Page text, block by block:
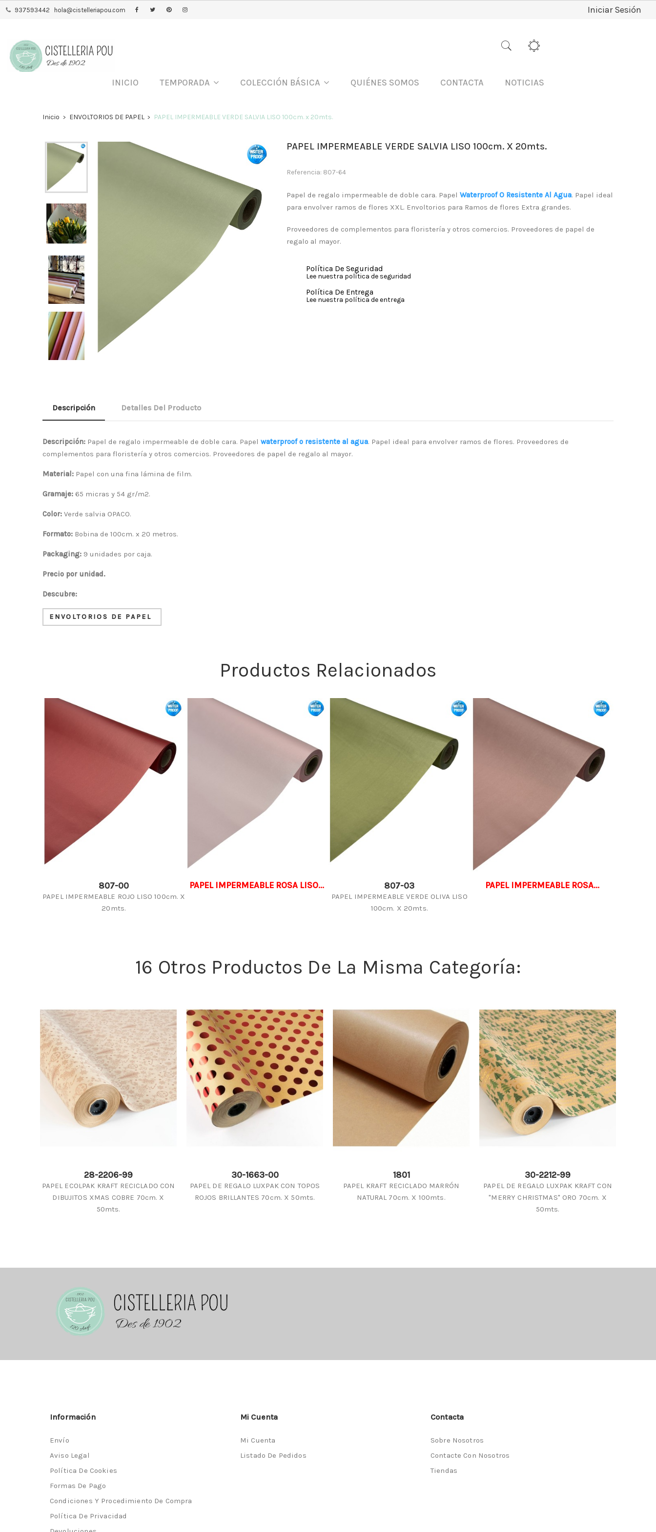
937593442 hola@cistelleriapou.com Iniciar Sesión
INICIO TEMPORADA COLECCIÓN BÁSICA QUIÉNES SOMOS CONTACTA NOTICIAS
Inicio ENVOLTORIOS DE PAPEL PAPEL IMPERMEABLE VERDE SALVIA LISO 100cm. x 20mts.
PAPEL IMPERMEABLE VERDE SALVIA LISO 100cm. X 20mts.
Referencia: 807-64
Papel de regalo impermeable de doble cara. Papel Waterproof O Resistente Al Agua. Papel ideal
para envolver ramos de flores XXL. Envoltorios para Ramos de flores Extra grandes.
Proveedores de complementos para floristería y otros comercios. Proveedores de papel de
regalo al mayor.
Política De Seguridad
Lee nuestra política de seguridad
Política De Entrega
Lee nuestra política de entrega
Descripción Detalles Del Producto
Descripción: Papel de regalo impermeable de doble cara. Papel waterproof o resistente al agua. Papel ideal para envolver ramos de flores. Proveedores de
complementos para floristería y otros comercios. Proveedores de papel de regalo al mayor.
Material: Papel con una fina lámina de film.
Gramaje: 65 micras y 54 gr/m2.
Color: Verde salvia OPACO.
Formato: Bobina de 100cm. x 20 metros.
Packaging: 9 unidades por caja.
Precio por unidad.
Descubre:
ENVOLTORIOS DE PAPEL
Productos Relacionados
807-00
PAPEL IMPERMEABLE ROJO LISO 100cm. X
20mts.
PAPEL IMPERMEABLE ROSA LISO... 807-03
PAPEL IMPERMEABLE VERDE OLIVA LISO
100cm. X 20mts.
PAPEL IMPERMEABLE ROSA...
16 Otros Productos De La Misma Categoría:
28-2206-99
PAPEL ECOLPAK KRAFT RECICLADO CON
DIBUJITOS XMAS COBRE 70cm. X
50mts.
30-1663-00
PAPEL DE REGALO LUXPAK CON TOPOS
ROJOS BRILLANTES 70cm. X 50mts.
1801
PAPEL KRAFT RECICLADO MARRÓN
NATURAL 70cm. X 100mts.
30-2212-99
PAPEL DE REGALO LUXPAK KRAFT CON
"MERRY CHRISTMAS" ORO 70cm. X
50mts.
Información
Envío
Aviso Legal
Política De Cookies
Formas De Pago
Condiciones Y Procedimiento De Compra
Política De Privacidad
Mi Cuenta
Mi Cuenta
Listado De Pedidos
Contacta
Sobre Nosotros
Contacte Con Nosotros
Tiendas